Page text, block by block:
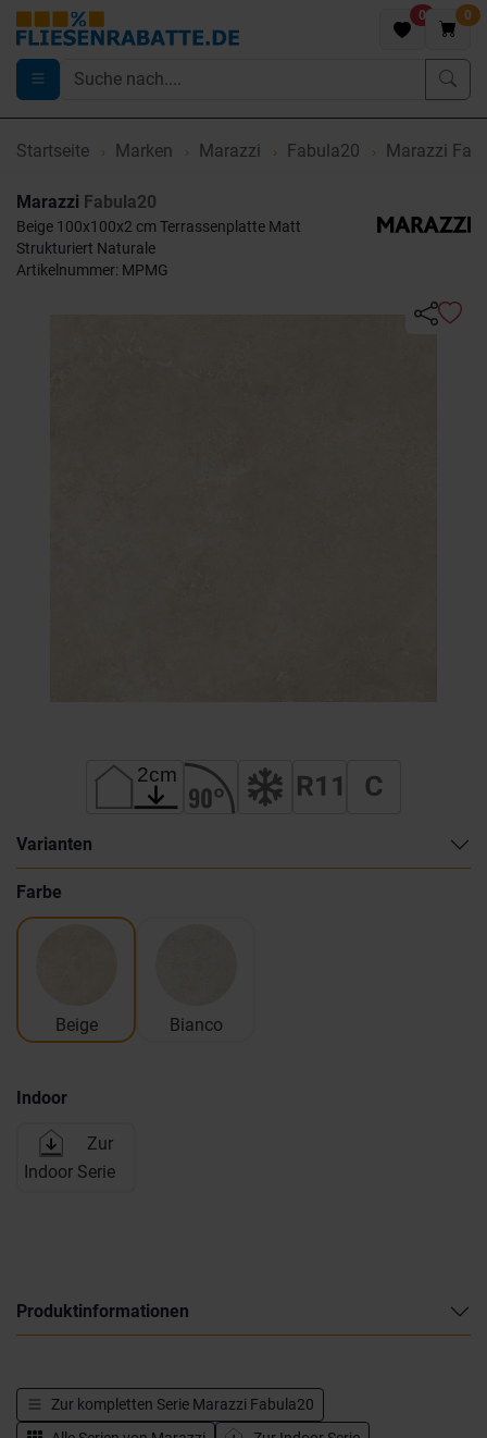
0 0
Startseite Marken Marazzi Fabula20 Marazzi
Marazzi Fabula20
Beige 100x100x2 cm Terrassenplatte Matt
Strukturiert Naturale
Artikelnummer: MPMG
Varianten
Farbe
Beige Bianco
Indoor
Zur
Indoor Serie
Produktinformationen
Zur kompletten Serie Marazzi Fabula20